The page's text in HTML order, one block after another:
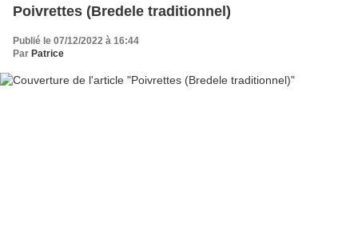
Poivrettes (Bredele traditionnel)
Publié le 07/12/2022 à 16:44
Par Patrice